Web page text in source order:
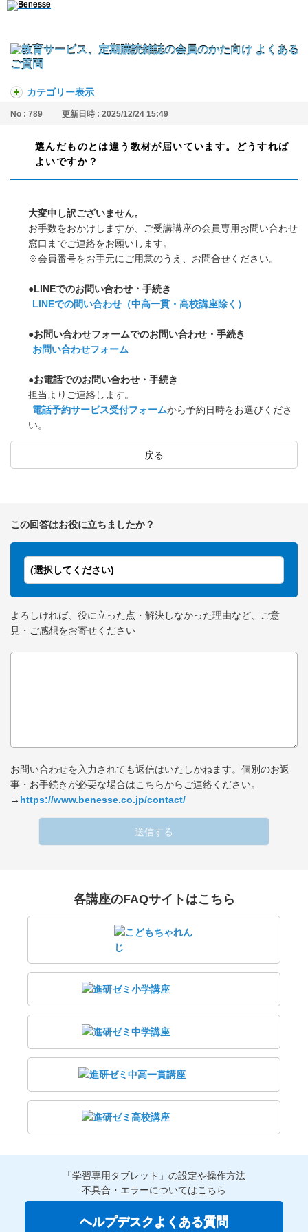
カテゴリー表示
No : 789 更新日時 : 2025/12/24 15:49
選んだものとは違う教材が届いています。どうすれば
よいですか？
大変申し訳ございません。
お手数をおかけしますが、ご受講講座の会員専用お問い合わせ
窓口までご連絡をお願いします。
※会員番号をお手元にご用意のうえ、お問合せください。
●LINEでのお問い合わせ・手続き
LINEでの問い合わせ（中高一貫・高校講座除く）
●お問い合わせフォームでのお問い合わせ・手続き
お問い合わせフォーム
●お電話でのお問い合わせ・手続き
担当よりご連絡します。
電話予約サービス受付フォームから予約日時をお選びくださ
い。
戻る
この回答はお役に立ちましたか？
(選択してください)
よろしければ、役に立った点・解決しなかった理由など、ご意
見・ご感想をお寄せください
お問い合わせを入力されても返信はいたしかねます。個別のお返
事・お手続きが必要な場合はこちらからご連絡ください。
→ https://www.benesse.co.jp/contact/
送信する
各講座のFAQサイトはこちら
「学習専用タブレット」の設定や操作方法
不具合・エラーについてはこちら
ヘルプデスクよくある質問